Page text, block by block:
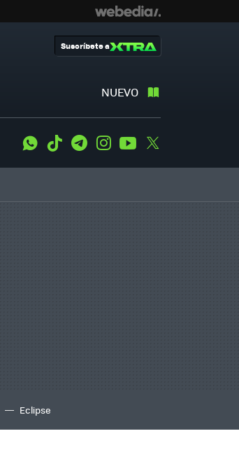
NUEVO
Suscríbete a
WhatsApp
Tiktok TelegramInstagramYoutube
Eclipse